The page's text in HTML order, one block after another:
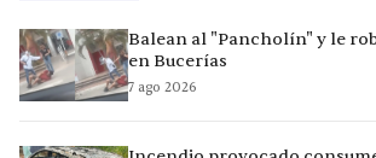
Balean al "Pancholín" y le
en Bucerías
7 ago 2026